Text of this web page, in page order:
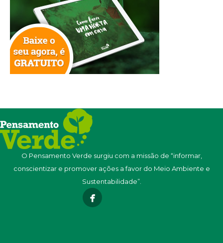
O Pensamento Verde surgiu com a missão de “informar,
conscientizar e promover ações a favor do Meio Ambiente e
Sustentabilidade”.